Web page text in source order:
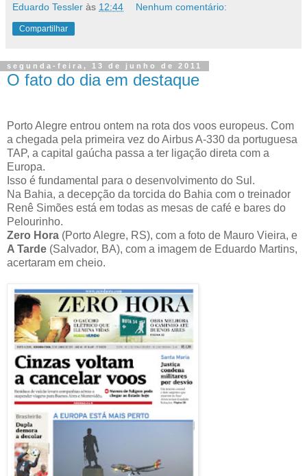
Eduardo Tessler às 12:44 Nenhum comentário:
Compartilhar
segunda-feira, 13 de junho de 2011
O fato do dia em destaque
Porto Alegre entrou ontem na rota dos voos europeus. Com
a chegada pela primeira vez do Airbus A-330 da portuguesa
TAP, a capital gaúcha passa a ter ligação direta com a
Europa.
Isso é fundamental para o desenvolvimento do Sul.
Na Bahia, a decepção da torcida do Bahia com o treinador
Renê Simões está em todas as mesas de café e bares do
Pelourinho.
Zero Hora (Porto Alegre, RS), com a foto de Mauro Vieira, e
A Tarde (Salvador, BA), com a imagem de Eduardo Martins,
acertaram em cheio.